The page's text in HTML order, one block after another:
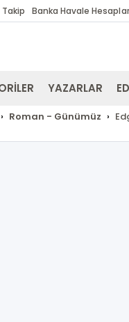
Takip Banka Havale
YAZARLAR
Roman - Günümüz